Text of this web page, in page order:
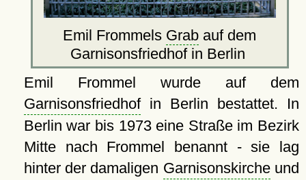
Emil Frommels Grab auf dem
Garnisonsfriedhof in Berlin
Emil Frommel wurde auf dem
Garnisonsfriedhofin Berlin bestattet. In
Berlin war bis 1973 eine Straße im Bezirk
Mitte nach Frommel benannt - sie lag
hinter der damaligen Garnisonskircheund